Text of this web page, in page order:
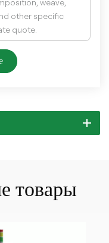
товары